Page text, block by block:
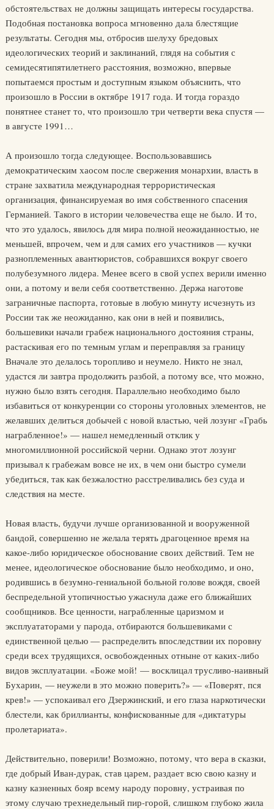
обстоятельствах не должны защищать интересы государства.
Подобная постановка вопроса мгновенно дала блестящие
результаты. Сегодня мы, отбросив шелуху бредовых
идеологических теорий и заклинаний, глядя на события с
семидесятипятилетнего расстояния, возможно, впервые
попытаемся простым и доступным языком объяснить, что
произошло в России в октябре 1917 года. И тогда гораздо
понятнее станет то, что произошло три четверти века спустя —
в августе 1991…
А произошло тогда следующее. Воспользовавшись
демократическим хаосом после свержения монархии, власть в
стране захватила международная террористическая
организация, финансируемая во имя собственного спасения
Германией. Такого в истории человечества еще не было. И то,
что это удалось, явилось для мира полной неожиданностью, не
меньшей, впрочем, чем и для самих его участников — кучки
разноплеменных авантюристов, собравшихся вокруг своего
полубезумного лидера. Менее всего в свой успех верили именно
они, а потому и вели себя соответственно. Держа наготове
заграничные паспорта, готовые в любую минуту исчезнуть из
России так же неожиданно, как они в ней и появились,
большевики начали грабеж национального достояния страны,
растаскивая его по темным углам и переправляя за границу
Вначале это делалось торопливо и неумело. Никто не знал,
удастся ли завтра продолжить разбой, а потому все, что можно,
нужно было взять сегодня. Параллельно необходимо было
избавиться от конкуренции со стороны уголовных элементов, не
желавших делиться добычей с новой властью, чей лозунг «Грабь
награбленное!» — нашел немедленный отклик у
многомиллионной российской черни. Однако этот лозунг
призывал к грабежам вовсе не их, в чем они быстро сумели
убедиться, так как безжалостно расстреливались без суда и
следствия на месте.
Новая власть, будучи лучше организованной и вооруженной
бандой, совершенно не желала терять драгоценное время на
какое-либо юридическое обоснование своих действий. Тем не
менее, идеологическое обоснование было необходимо, и оно,
родившись в безумно-гениальной больной голове вождя, своей
беспредельной утопичностью ужаснула даже его ближайших
сообщников. Все ценности, награбленные царизмом и
эксплуататорами у парода, отбираются большевиками с
единственной целью — распределить впоследствии их поровну
среди всех трудящихся, освобожденных отныне от каких-либо
видов эксплуатации. «Боже мой! — восклицал трусливо-наивный
Бухарин, — неужели в это можно поверить?» — «Поверят, пся
крев!» — успокаивал его Дзержинский, и его глаза наркотически
блестели, как бриллианты, конфискованные для «диктатуры
пролетариата».
Действительно, поверили! Возможно, потому, что вера в сказки,
где добрый Иван-дурак, став царем, раздает всю свою казну и
казну казненных бояр всему народу поровну, устраивая по
этому случаю трехнедельный пир-горой, слишком глубоко жила